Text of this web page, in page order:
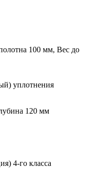
100 мм, Вес до
уплотнения
120 мм
4-го класса